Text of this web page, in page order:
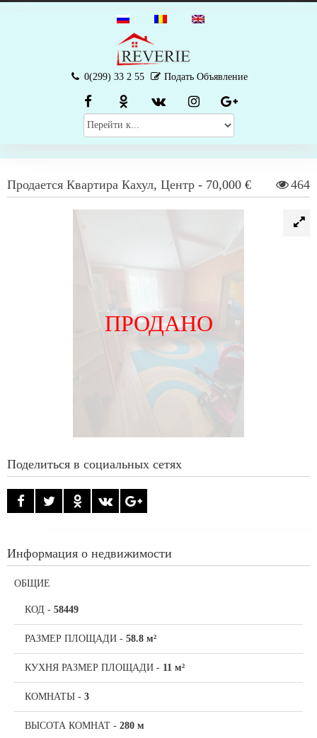
0(299) 33 2 55 Подать Объявление
Продается Квартира Кахул, Центр - 70,000 € 464
ПРОДАНО
Поделиться в социальных сетях
Информация о недвижимости
ОБЩИЕ
КОД - 58449
РАЗМЕР ПЛОЩАДИ - 58.8 м²
КУХНЯ РАЗМЕР ПЛОЩАДИ - 11 м²
КОМНАТЫ - 3
ВЫСОТА КОМНАТ - 280 м